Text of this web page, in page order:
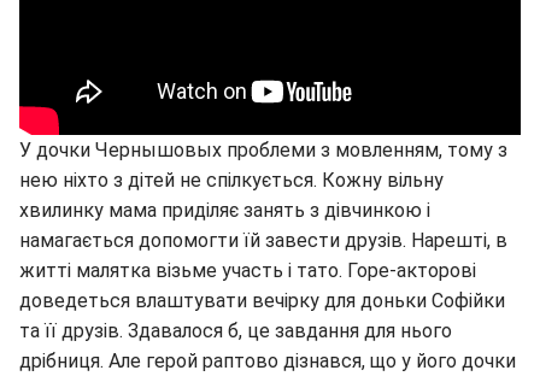
У дочки Чернышовых проблеми з мовленням, тому з
нею ніхто з дітей не спілкується. Кожну вільну
хвилинку мама приділяє занять з дівчинкою і
намагається допомогти їй завести друзів. Нарешті, в
житті малятка візьме участь і тато. Горе-акторові
доведеться влаштувати вечірку для доньки Софійки
та її друзів. Здавалося б, це завдання для нього
дрібниця. Але герой раптово дізнався, що у його дочки